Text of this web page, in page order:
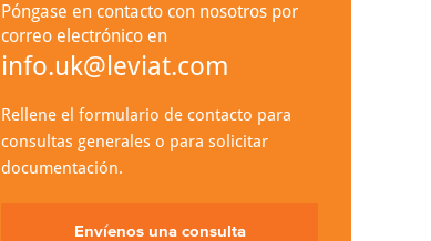
Póngase en contacto con nosotros por
correo electrónico en
info.uk@leviat.com
Rellene el formulario de contacto para
consultas generales o para solicitar
documentación.
Envíenos una consulta